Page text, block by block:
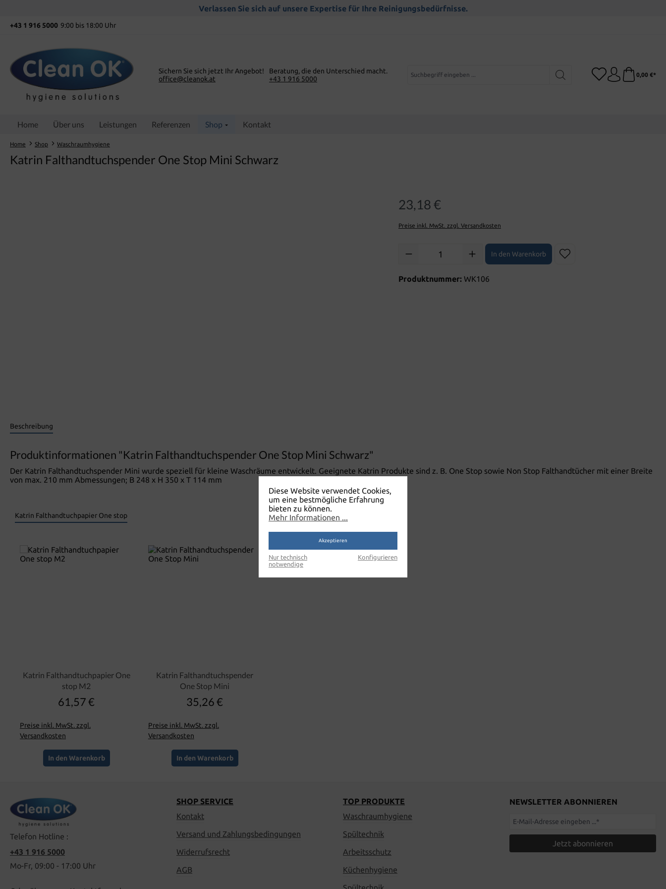
Verlassen Sie sich auf unsere Expertise für Ihre Reinigungsbedürfnisse.
+43 1 916 5000 9:00 bis 18:00 Uhr
Sichern Sie sich jetzt Ihr Angebot!
office@cleanok.at
Beratung, die den Unterschied macht.
+43 1 916 5000
0,00 €*
Home Über uns Leistungen Referenzen Shop Kontakt
Home Shop Waschraumhygiene
Katrin Falthandtuchspender One Stop Mini Schwarz
23,18 €
Preise inkl. MwSt. zzgl. Versandkosten
Produkt Anzahl: Gib den gewünschten Wert ein oder benutze die
In den Warenkorb
Produktnummer: WK106
Beschreibung
Produktinformationen "Katrin Falthandtuchspender One Stop Mini Schwarz"
Der Katrin Falthandtuchspender Mini wurde speziell für kleine Waschräume entwickelt. Geeignete Katrin Produkte sind z. B. One Stop sowie Non Stop Falthandtücher mit einer Breite
von max. 210 mm Abmessungen; B 248 x H 350 x T 114 mm
Katrin Falthandtuchpapier One stop
Katrin Falthandtuchpapier One
stop M2
Regulärer Preis:
61,57 €
Preise inkl. MwSt. zzgl.
Versandkosten
In den Warenkorb
Katrin Falthandtuchspender
One Stop Mini
Regulärer Preis:
35,26 €
Preise inkl. MwSt. zzgl.
Versandkosten
In den Warenkorb
Telefon Hotline :
+43 1 916 5000
Mo-Fr, 09:00 - 17:00 Uhr
SHOP SERVICE
Kontakt
Versand und Zahlungsbedingungen
Widerrufsrecht
AGB
TOP PRODUKTE
Waschraumhygiene
Spültechnik
Arbeitsschutz
Küchenhygiene
NEWSLETTER ABONNIEREN
Jetzt abonnieren
Diese Website verwendet Cookies,
um eine bestmögliche Erfahrung
bieten zu können.
Mehr Informationen ...
Akzeptieren
Nur technisch
notwendige
Konfigurieren